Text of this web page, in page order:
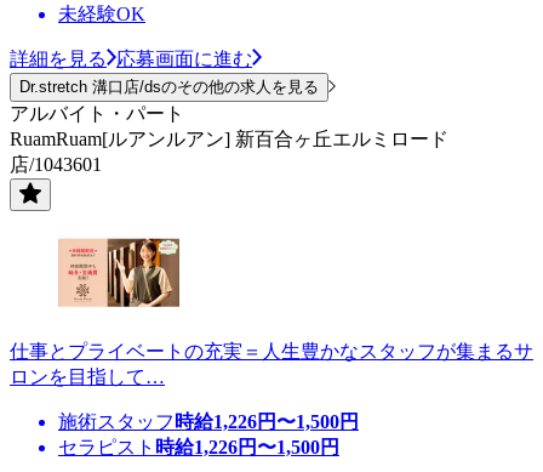
未経験OK
詳細を見る 応募画面に進む
Dr.stretch 溝口店/dsのその他の求人を見る
アルバイト・パート
RuamRuam[ルアンルアン] 新百合ヶ丘エルミロード
店/1043601
仕事とプライベートの充実＝人生豊かなスタッフが集まるサ
ロンを目指して…
施術スタッフ 時給1,226円〜1,500円
セラピスト 時給1,226円〜1,500円